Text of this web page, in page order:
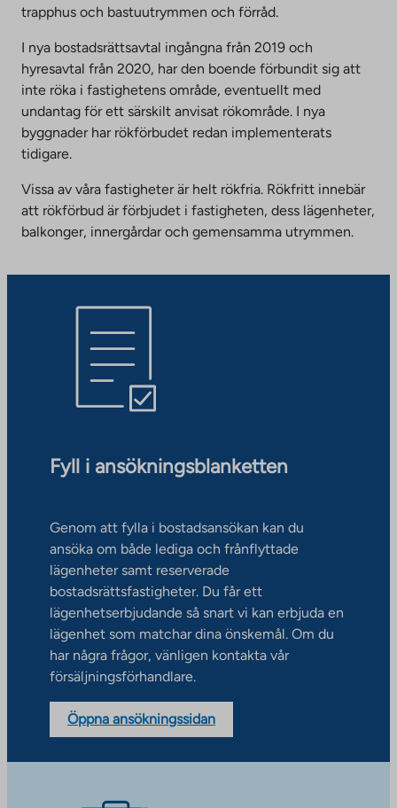
trapphus och bastuutrymmen och förråd.
I nya bostadsrättsavtal ingångna från 2019 och
hyresavtal från 2020, har den boende förbundit sig att
inte röka i fastighetens område, eventuellt med
undantag för ett särskilt anvisat rökområde. I nya
byggnader har rökförbudet redan implementerats
tidigare.
Vissa av våra fastigheter är helt rökfria. Rökfritt innebär
att rökförbud är förbjudet i fastigheten, dess lägenheter,
balkonger, innergårdar och gemensamma utrymmen.
Fyll i ansökningsblanketten
Genom att fylla i bostadsansökan kan du
ansöka om både lediga och frånflyttade
lägenheter samt reserverade
bostadsrättsfastigheter. Du får ett
lägenhetserbjudande så snart vi kan erbjuda en
lägenhet som matchar dina önskemål. Om du
har några frågor, vänligen kontakta vår
försäljningsförhandlare.
Öppna ansökningssidan